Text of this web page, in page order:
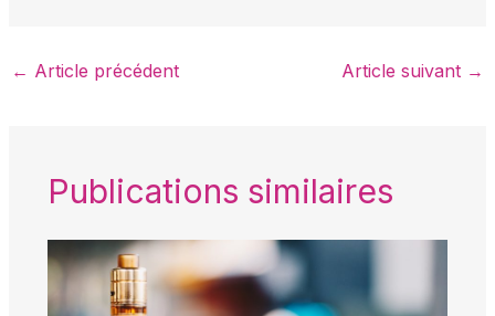
← Article précédent Article suivant →
Publications similaires